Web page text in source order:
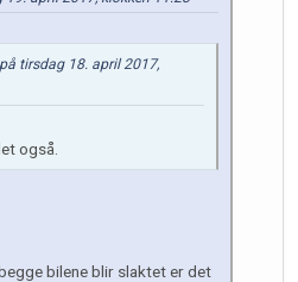
tirsdag 18. april 2017,
også.
bilene blir slaktet er det